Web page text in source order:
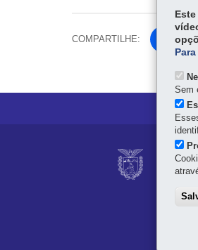
COMPARTILHE:
Fa
ce
bo
ok
itt
er
Navegação
principal
Sem